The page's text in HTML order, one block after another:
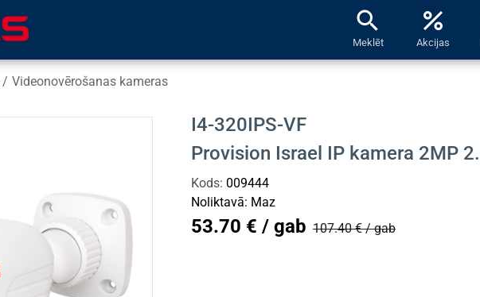
search
Meklēt
percent
Akcijas
/ Videonovērošanas kameras
I4-320IPS-VF
Provision Israel IP kamera 2MP
Kods: 009444
Noliktavā: Maz
53.70 € / gab 107.40 € / gab